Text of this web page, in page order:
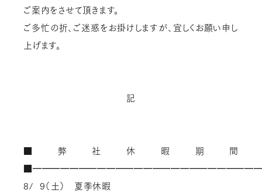
ご案内をさせて頂きます。
ご多忙の折、ご迷惑をお掛けしますが、宜しくお願い申し
上げます。
記
■弊社休暇期間
8/ 9（土） 夏季休暇